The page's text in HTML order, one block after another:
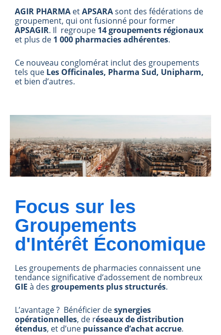
AGIR PHARMA etAPSARAsont des fédérations de
groupement, qui ont fusionné pour former
APSAGIR. Il regroupe 14 groupements régionaux
et plus de 1 000 pharmacies adhérentes.
Ce nouveau conglomérat inclut des groupements
tels que Les Officinales, Pharma Sud, Unipharm,
et bien d’autres.
Focus sur les
Groupements
d'Intérêt Économique
Les groupements de pharmacies connaissent une
tendance significative d’adossement de nombreux
GIE à des groupements plus structurés.
L’avantage ? Bénéficier desynergies
opérationnelles, de réseaux de distribution
étendus, et d’une puissance d’achat accrue.